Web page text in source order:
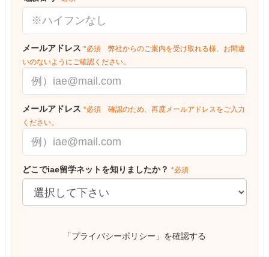
メールアドレス *必須 弊社からのご案内を受け取れる様、お間違
いのないようにご確認ください。
メールアドレス *必須 確認のため、再度メールアドレスをご入力
ください。
どこでiae留学ネットを知りましたか？ *必須
「プライバシーポリシー」を確認する